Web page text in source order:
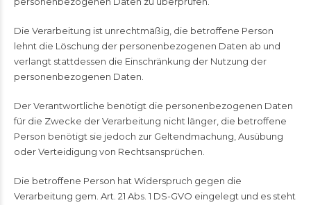
Die Verarbeitung ist unrechtmäßig, die betroffene Person
lehnt die Löschung der personenbezogenen Daten ab und
verlangt stattdessen die Einschränkung der Nutzung der
personenbezogenen Daten.
Der Verantwortliche benötigt die personenbezogenen Daten
für die Zwecke der Verarbeitung nicht länger, die betroffene
Person benötigt sie jedoch zur Geltendmachung, Ausübung
oder Verteidigung von Rechtsansprüchen.
Die betroffene Person hat Widerspruch gegen die
Verarbeitung gem. Art. 21 Abs. 1 DS-GVO eingelegt und es steht